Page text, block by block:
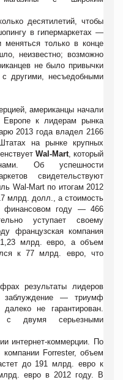
десятилетий, чтобы
в гипермаркетах —
меняться только в конце
неизвестно; возможно
не было привычки
с другими, несъедобными
американцы начали
к лидерам рынка
2013 года владел 2166
на рынке крупных
Wal-Mart, который
Об успешности
свидетельствуют
Wal-Mart по итогам 2012
млрд. долл., а стоимость
финансовом году — 466
уступает своему
французская компания
млрд. евро, а объем
к 77 млрд. евро, что
результаты лидеров
— триумф
не гарантирован.
с двумя серьезными
интернет-коммерции. По
компании Forrester, объем
до 191 млрд. евро к
евро в 2012 году. В